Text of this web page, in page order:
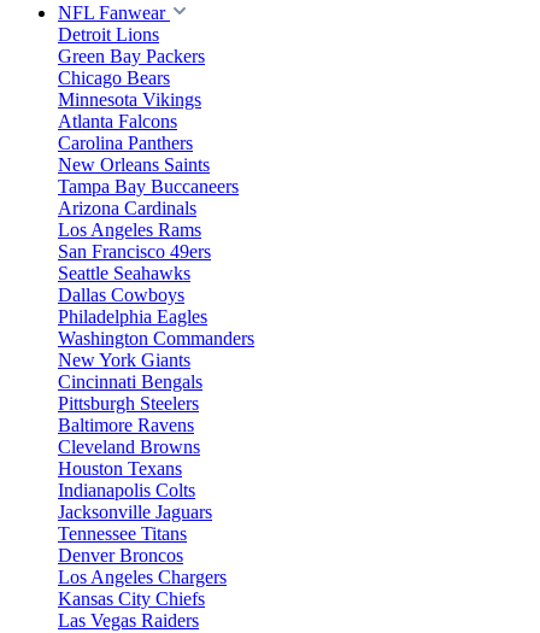
NFL Fanwear
Detroit Lions
Green Bay Packers
Chicago Bears
Minnesota Vikings
Atlanta Falcons
Carolina Panthers
New Orleans Saints
Tampa Bay Buccaneers
Arizona Cardinals
Los Angeles Rams
San Francisco 49ers
Seattle Seahawks
Dallas Cowboys
Philadelphia Eagles
Washington Commanders
New York Giants
Cincinnati Bengals
Pittsburgh Steelers
Baltimore Ravens
Cleveland Browns
Houston Texans
Indianapolis Colts
Jacksonville Jaguars
Tennessee Titans
Denver Broncos
Los Angeles Chargers
Kansas City Chiefs
Las Vegas Raiders